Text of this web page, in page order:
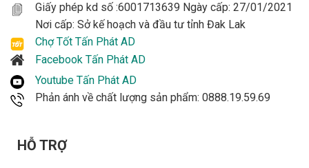
Giấy phép kd số :6001713639 Ngày cấp: 27/01/2021
Nơi cấp: Sở kế hoạch và đầu tư tỉnh Đak Lak
Chợ Tốt Tấn Phát AD
Facebook Tấn Phát AD
Youtube Tấn Phát AD
Phản ánh về chất lượng sản phẩm: 0888.19.59.69
HỖ TRỢ